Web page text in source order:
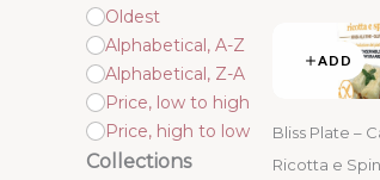
Oldest
Alphabetical, A-Z
Alphabetical, Z-A
Price, low to high
Price, high to low
Collections
ADD
Bliss Plate –
Ricotta e